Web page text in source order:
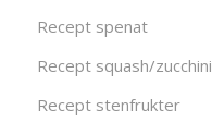
Recept spenat
Recept squash/zucchini
Recept stenfrukter